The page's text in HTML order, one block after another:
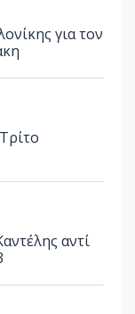
για τον
αντί